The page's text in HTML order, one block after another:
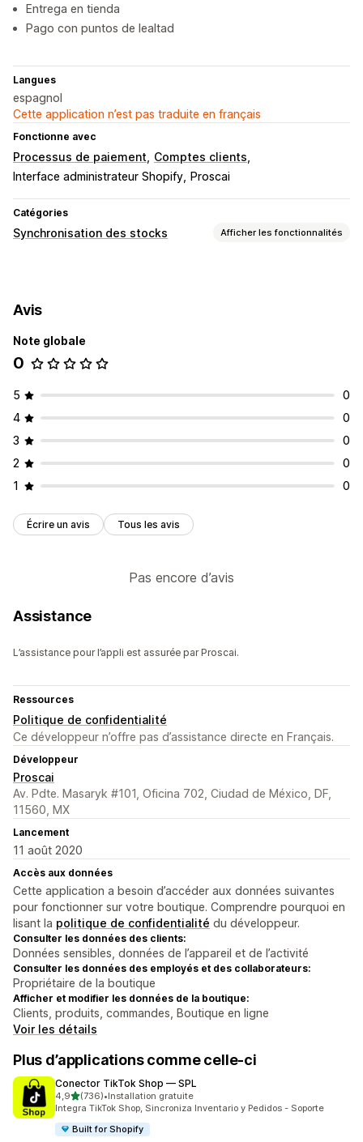
Entrega en tienda
Pago con puntos de lealtad
Langues
espagnol
Cette application n’est pas traduite en français
Fonctionne avec
Processus de paiement Comptes clients
Interface administrateur Shopify
Proscai
Catégories
Synchronisation des stocks Afficher les fonctionnalités
Avis
Note globale
0
5
0
4
0
3
0
2
0
1
0
Écrire un avis Tous les avis
Pas encore d’avis
Assistance
L’assistance pour l’appli est assurée par Proscai.
Ressources
Politique de confidentialité
Ce développeur n’offre pas d’assistance directe en Français.
Développeur
Proscai
Av. Pdte. Masaryk #101, Oficina 702, Ciudad de México, DF,
11560, MX
Lancement
11 août 2020
Accès aux données
Cette application a besoin d’accéder aux données suivantes
pour fonctionner sur votre boutique. Comprendre pourquoi en
lisant la politique de confidentialité du développeur.
Consulter les données des clients:
Données sensibles, données de l’appareil et de l’activité
Consulter les données des employés et des collaborateurs:
Propriétaire de la boutique
Afficher et modifier les données de la boutique:
Clients, produits, commandes, Boutique en ligne
Voir les détails
Plus d’applications comme celle-ci
Conector TikTok Shop — SPL
4,9étoile(s) sur 5
(736)
736 avis au total
•Installation gratuite
Integra TikTok Shop, Sincroniza Inventario y Pedidos - Soporte
Built for Shopify